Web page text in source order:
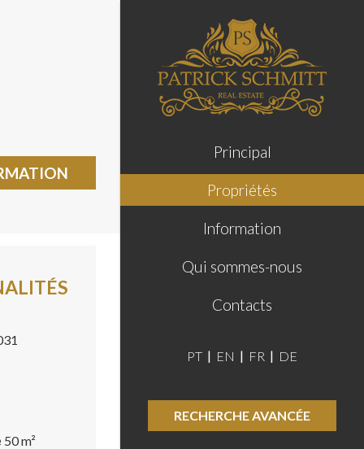
Principal
Propriétés
Information
Qui sommes-nous
Contacts
PT EN FR DE
RECHERCHE AVANCÉE
50 m²